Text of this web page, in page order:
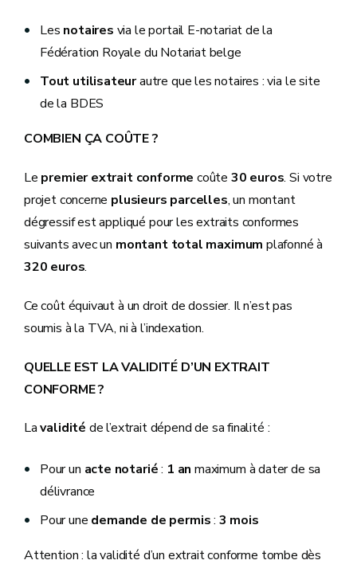
Les notaires via le portail E-notariatde la
Fédération Royale du Notariat belge
Tout utilisateurautre que les notaires : via le site
de la BDES
COMBIEN ÇA COÛTE ?
Le premier extrait conforme coûte 30 euros. Si votre
projet concerne plusieurs parcelles, un montant
dégressif est appliqué pour les extraits conformes
suivants avec un montant total maximum plafonné à
320 euros.
Ce coût équivaut à un droit de dossier. Il n’est pas
soumis à la TVA, ni à l’indexation.
QUELLE EST LA VALIDITÉ D’UN EXTRAIT
CONFORME ?
Lavalidité de l’extrait dépend de sa finalité :
Pour un acte notarié: 1 an maximum à dater de sa
délivrance
Pour une demande de permis: 3 mois
Attention : la validité d’un extrait conforme tombe dès